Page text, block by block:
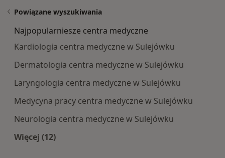
Powiązane wyszukiwania
Najpopularniesze centra medyczne
Kardiologia centra medyczne w Sulejówku
Dermatologia centra medyczne w Sulejówku
Laryngologia centra medyczne w Sulejówku
Medycyna pracy centra medyczne w Sulejówku
Neurologia centra medyczne w Sulejówku
Więcej (12)